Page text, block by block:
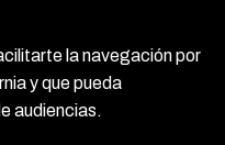
la navegación por
y que pueda
audiencias.